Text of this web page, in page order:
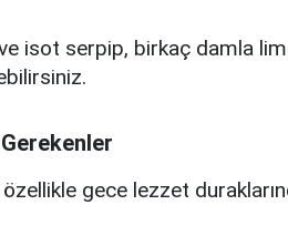
isot serpip, birkaç damla
gece lezzet